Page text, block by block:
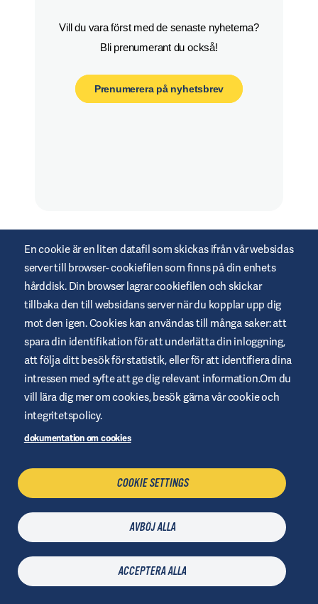
Vill du vara först med de senaste nyheterna?
Bli prenumerant du också!
Prenumerera på nyhetsbrev
Vad är diabetes?
Hantera diabetes
Leva med diabetes
Produkter
Kontakta oss
Följ oss
En cookie är en liten datafil som skickas ifrån vår websidas
server till browser- cookiefilen som finns på din enhets
hårddisk. Din browser lagrar cookiefilen och skickar
tillbaka den till websidans server när du kopplar upp dig
mot den igen. Cookies kan användas till många saker: att
spara din identifikation för att underlätta din inloggning,
att följa ditt besök för statistik, eller för att identifiera dina
intressen med syfte att ge dig relevant information.Om du
vill lära dig mer om cookies, besök gärna vår cookie och
integritetspolicy.
dokumentation om cookies
COOKIE SETTINGS
AVBÖJ ALLA
ACCEPTERA ALLA